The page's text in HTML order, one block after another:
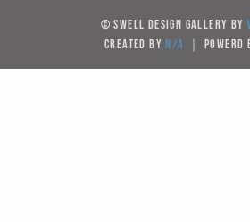
© SWELL DESIGN GALLERY by
created byN/A ｜ powerd